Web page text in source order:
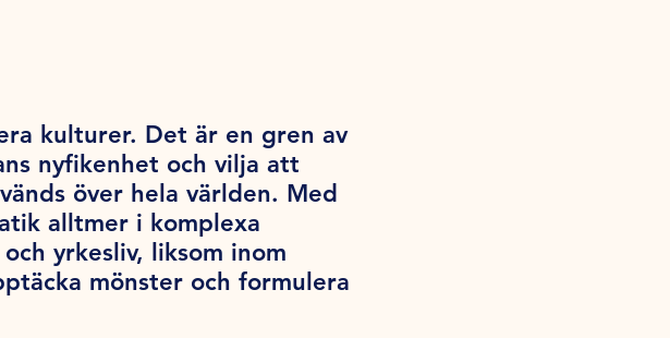
kulturer. Det är en gren av
nyfikenhet och vilja att
över hela världen. Med
alltmer i komplexa
yrkesliv, liksom inom
mönster och formulera